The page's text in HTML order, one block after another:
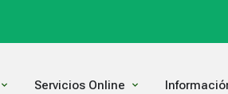
Open Comunicación
Servicios Online Open Servicios